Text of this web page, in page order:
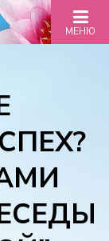
МЕНЮ